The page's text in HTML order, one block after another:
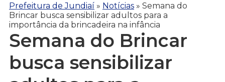
Prefeitura de Jundiaí » Notícias » Semana do
Brincar busca sensibilizar adultos para a
importância da brincadeira na infância
Semana do Brincar
busca sensibilizar